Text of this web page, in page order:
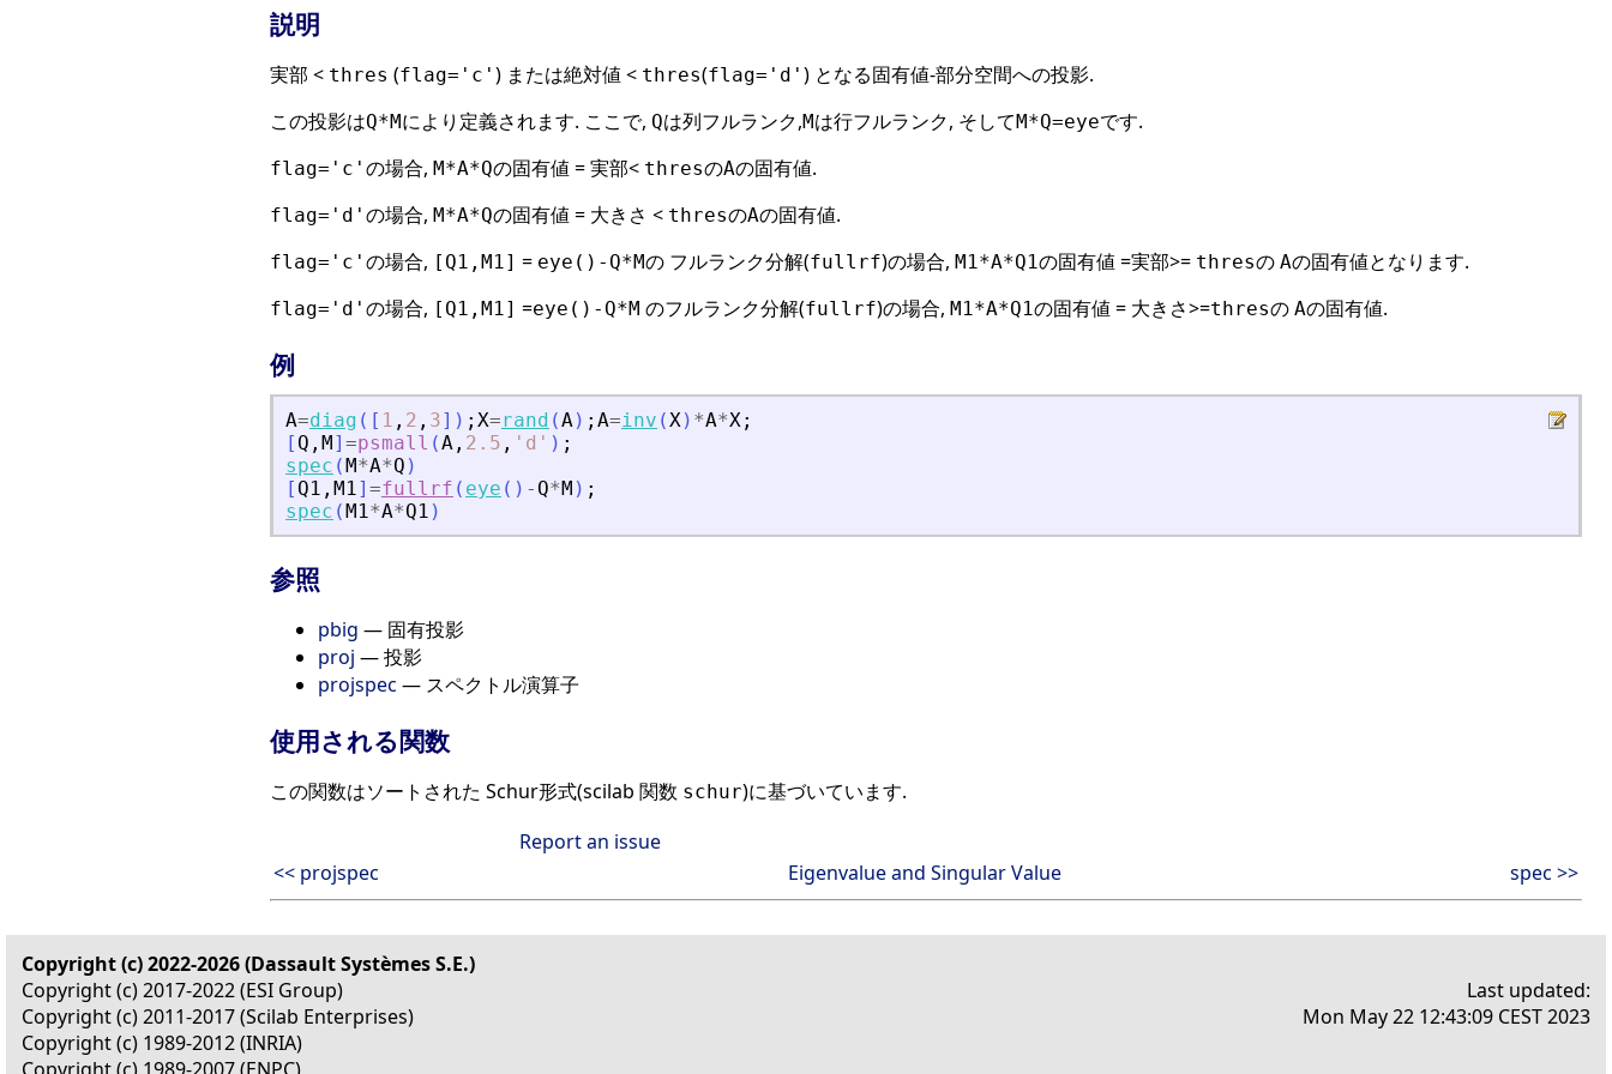
説明
実部 < thres (flag='c' ) または絶対値 < thres(flag='d' ) となる固有値-部分空間への投影.
この投影はQ*Mにより定義されます. ここで, Qは列フルランク,Mは行フルランク, そして M*Q=eyeです.
flag='c' の場合, M*A*Qの固有値 = 実部< thresのAの固有値.
flag='d' の場合, M*A*Qの固有値 = 大きさ < thresのAの固有値.
flag='c' の場合, [Q1,M1] = eye()-Q*Mの フルランク分解(fullrf)の場合, M1*A*Q1の固有値 =実部>= thresの Aの固有値となります.
flag='d' の場合, [Q1,M1] =eye()-Q*M のフルランク分解(fullrf)の場合, M1*A*Q1の固有値 = 大きさ>=thresの Aの固有値.
例
A=diag ( [ 1 , 2 , 3] ) ; X=rand (A) ; A=inv (X) *A*X;
[ Q , M] =psmall (A , 2.5 , ' d ' ) ;
spec (M*A*Q )
[ Q1 , M1] =fullrf ( eye ( ) - Q*M ) ;
spec (M1*A*Q1 )
参照
pbig — 固有投影
proj — 投影
projspec — スペクトル演算子
使用される関数
この関数はソートされた Schur形式(scilab 関数 schur)に基づいています.
Report an issue
<< projspec
Eigenvalue and Singular Value spec >>
Copyright (c) 2022-2026 (Dassault Systèmes S.E.)
Copyright (c) 2017-2022 (ESI Group)
Copyright (c) 2011-2017 (Scilab Enterprises)
Copyright (c) 1989-2012 (INRIA)
Last updated:
Mon May 22 12:43:09 CEST 2023